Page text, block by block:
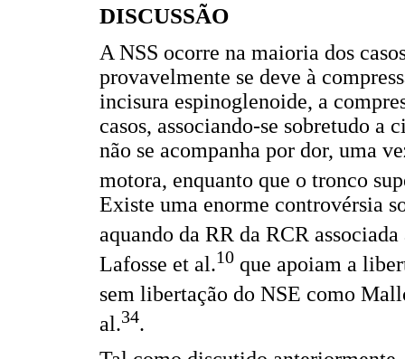
DISCUSSÃO
A NSS ocorre na maioria dos
provavelmente se deve à
incisura espinoglenoide, a
casos, associando-se sobretudo
não se acompanha por dor, uma
motora, enquanto que o tronco
Existe uma enorme controvérsia
aquando da RR da RCR
Lafosse et al.10 que apoiam a
sem libertação do NSE como
al.34.